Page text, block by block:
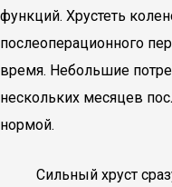
функций. Хрустеть
послеоперационного
время. Небольшие
нескольких месяцев
нормой.
Сильный хруст